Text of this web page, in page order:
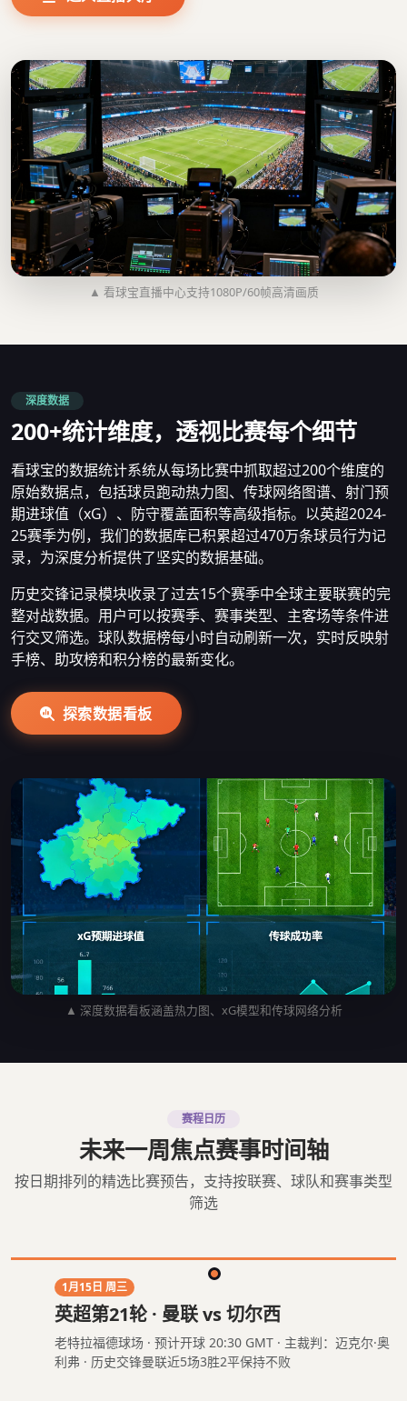
▲ 看球宝直播中心支持1080P/60帧高清画质
深度数据
200+统计维度，透视比赛每个细节
看球宝的数据统计系统从每场比赛中抓取超过200个维度的
原始数据点，包括球员跑动热力图、传球网络图谱、射门预
期进球值（xG）、防守覆盖面积等高级指标。以英超2024-
25赛季为例，我们的数据库已积累超过470万条球员行为记
录，为深度分析提供了坚实的数据基础。
历史交锋记录模块收录了过去15个赛季中全球主要联赛的完
整对战数据。用户可以按赛季、赛事类型、主客场等条件进
行交叉筛选。球队数据榜每小时自动刷新一次，实时反映射
手榜、助攻榜和积分榜的最新变化。
探索数据看板
▲ 深度数据看板涵盖热力图、xG模型和传球网络分析
赛程日历
未来一周焦点赛事时间轴
按日期排列的精选比赛预告，支持按联赛、球队和赛事类型
筛选
1月15日 周三
英超第21轮 · 曼联 vs 切尔西
老特拉福德球场 · 预计开球 20:30 GMT · 主裁判：迈克尔·奥
利弗 · 历史交锋曼联近5场3胜2平保持不败